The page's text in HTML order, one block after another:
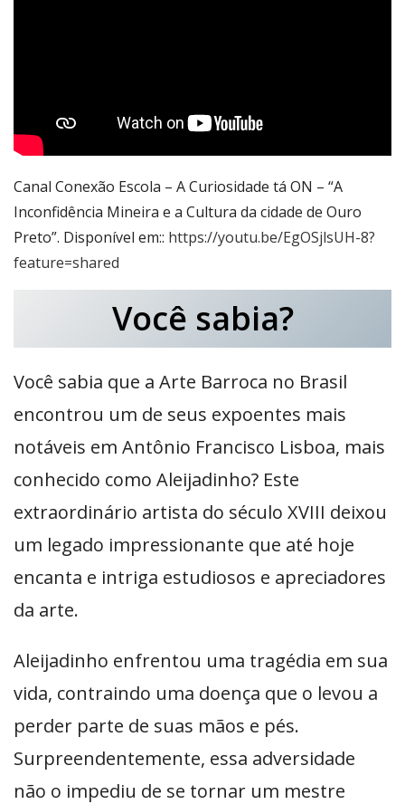
Canal Conexão Escola – A Curiosidade tá ON – “A
Inconfidência Mineira e a Cultura da cidade de Ouro
Preto”. Disponível em:: https://youtu.be/EgOSjlsUH-8?
feature=shared
Você sabia?
Você sabia que a Arte Barroca no Brasil
encontrou um de seus expoentes mais
notáveis em Antônio Francisco Lisboa, mais
conhecido como Aleijadinho? Este
extraordinário artista do século XVIII deixou
um legado impressionante que até hoje
encanta e intriga estudiosos e apreciadores
da arte.
Aleijadinho enfrentou uma tragédia em sua
vida, contraindo uma doença que o levou a
perder parte de suas mãos e pés.
Surpreendentemente, essa adversidade
não o impediu de se tornar um mestre